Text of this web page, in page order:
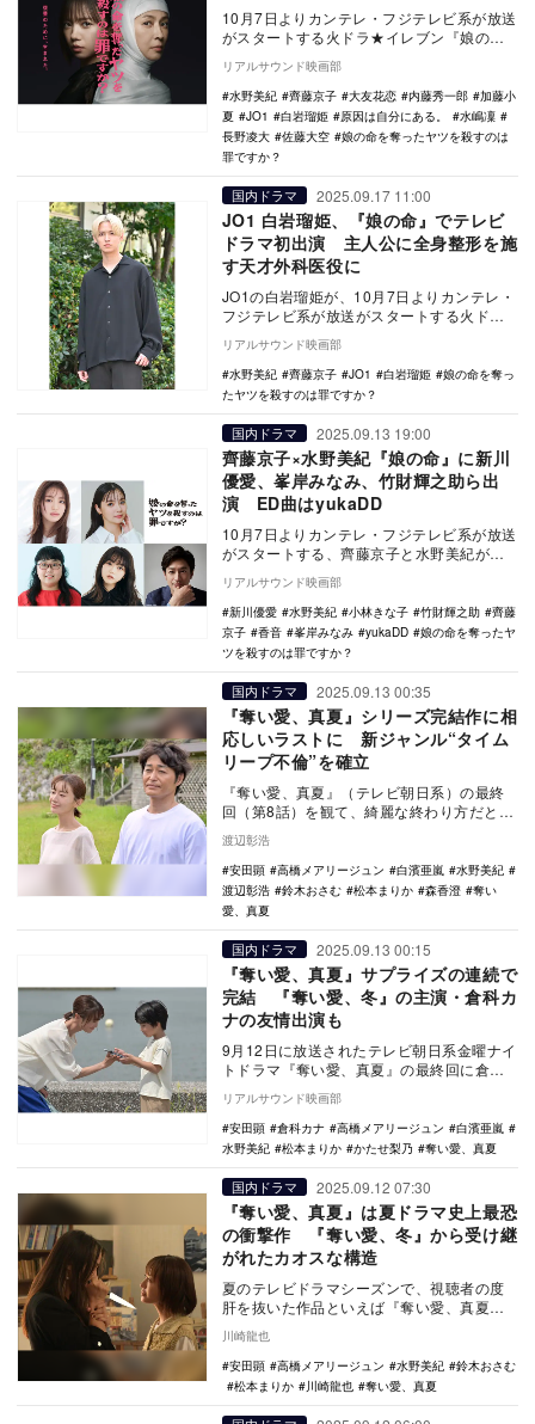
10月7日よりカンテレ・フジテレビ系が放送
がスタートする火ドラ★イレブン『娘の命
を奪ったヤツを殺すのは罪ですか？』のメ
インビジュ…
リアルサウンド映画部
水野美紀
齊藤京子 大友花恋 内藤秀一郎
加藤小
夏
JO1 白岩瑠姫 原因は自分にある。
水嶋凜
長野凌大
佐藤大空
娘の命を奪ったヤツを殺すのは
罪ですか？
国内ドラマ 2025.09.17 11:00
JO1 白岩瑠姫、『娘の命』でテレビ
ドラマ初出演 主人公に全身整形を施
す天才外科医役に
JO1の白岩瑠姫が、10月7日よりカンテレ・
フジテレビ系が放送がスタートする火ドラ
★イレブン『娘の命を奪ったヤツを殺すの
は罪です…
リアルサウンド映画部
水野美紀
齊藤京子 JO1 白岩瑠姫
娘の命を奪っ
たヤツを殺すのは罪ですか？
国内ドラマ 2025.09.13 19:00
齊藤京子×水野美紀『娘の命』に新川
優愛、峯岸みなみ、竹財輝之助ら出
演 ED曲はyukaDD
10月7日よりカンテレ・フジテレビ系が放送
がスタートする、齊藤京子と水野美紀がW
主演を務める火ドラ★イレブン『娘の命を
奪ったヤツ…
リアルサウンド映画部
新川優愛
水野美紀 小林きな子 竹財輝之助
齊藤
京子
香音 峯岸みなみ yukaDD
娘の命を奪ったヤ
ツを殺すのは罪ですか？
国内ドラマ 2025.09.13 00:35
『奪い愛、真夏』シリーズ完結作に相
応しいラストに 新ジャンル“タイム
リープ不倫”を確立
『奪い愛、真夏』（テレビ朝日系）の最終
回（第8話）を観て、綺麗な終わり方だと感
じた。未来（高橋メアリージュン）風に言
ってしまえば…
渡辺彰浩
安田顕
高橋メアリージュン 白濱亜嵐
水野美紀
渡辺彰浩
鈴木おさむ 松本まりか 森香澄
奪い
愛、真夏
国内ドラマ 2025.09.13 00:15
『奪い愛、真夏』サプライズの連続で
完結 『奪い愛、冬』の主演・倉科カ
ナの友情出演も
9月12日に放送されたテレビ朝日系金曜ナイ
トドラマ『奪い愛、真夏』の最終回に倉科
カナが友情出演を果たした。 TVerで『奪い
愛…
リアルサウンド映画部
安田顕
倉科カナ 高橋メアリージュン
白濱亜嵐
水野美紀
松本まりか かたせ梨乃 奪い愛、真夏
国内ドラマ 2025.09.12 07:30
『奪い愛、真夏』は夏ドラマ史上最恐
の衝撃作 『奪い愛、冬』から受け継
がれたカオスな構造
夏のテレビドラマシーズンで、視聴者の度
肝を抜いた作品といえば『奪い愛、真夏』
の恋愛劇だが、…
川崎龍也
安田顕
高橋メアリージュン 水野美紀
鈴木おさむ
松本まりか
川崎龍也 奪い愛、真夏